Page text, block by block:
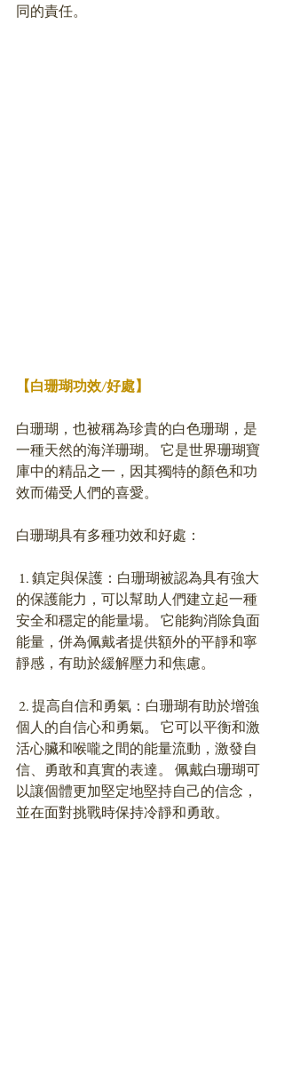
同的責任。
【白珊瑚功效/好處】
白珊瑚，也被稱為珍貴的白色珊瑚，是
一種天然的海洋珊瑚。 它是世界珊瑚寶
庫中的精品之一，因其獨特的顏色和功
效而備受人們的喜愛。
白珊瑚具有多種功效和好處：
的保護能力，可以幫助人們建立起一種
安全和穩定的能量場。 它能夠消除負面
能量，併為佩戴者提供額外的平靜和寧
靜感，有助於緩解壓力和焦慮。
個人的自信心和勇氣。 它可以平衡和激
活心臟和喉嚨之間的能量流動，激發自
信、勇敢和真實的表達。 佩戴白珊瑚可
以讓個體更加堅定地堅持自己的信念，
並在面對挑戰時保持冷靜和勇敢。